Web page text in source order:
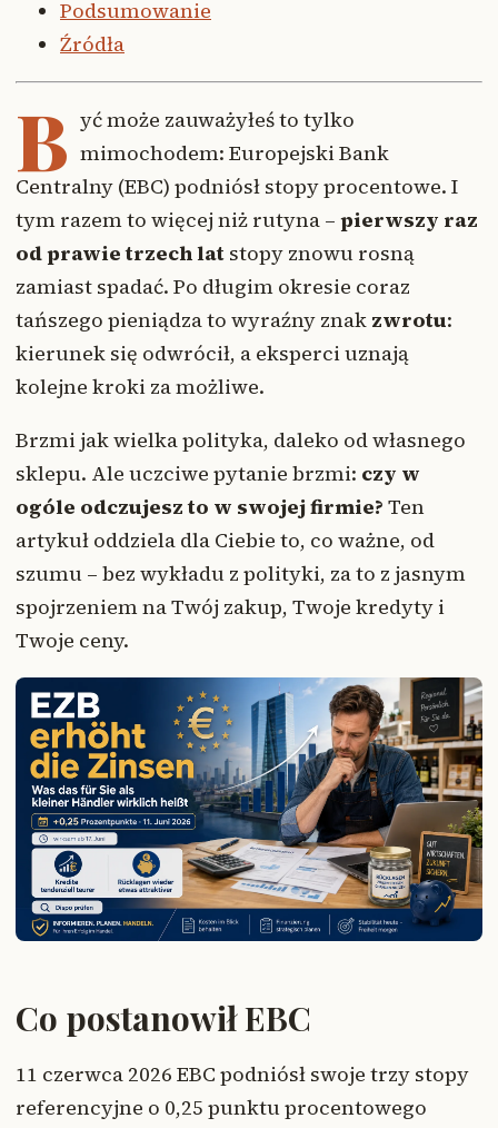
Podsumowanie
Źródła
B yć może zauważyłeś to tylko
mimochodem: Europejski Bank
Centralny (EBC) podniósł stopy procentowe. I
tym razem to więcej niż rutyna – pierwszy raz
od prawie trzech lat stopy znowu rosną
zamiast spadać. Po długim okresie coraz
tańszego pieniądza to wyraźny znak zwrotu:
kierunek się odwrócił, a eksperci uznają
kolejne kroki za możliwe.
Brzmi jak wielka polityka, daleko od własnego
sklepu. Ale uczciwe pytanie brzmi: czy w
ogóle odczujesz to w swojej firmie? Ten
artykuł oddziela dla Ciebie to, co ważne, od
szumu – bez wykładu z polityki, za to z jasnym
spojrzeniem na Twój zakup, Twoje kredyty i
Twoje ceny.
Co postanowił EBC
11 czerwca 2026 EBC podniósł swoje trzy stopy
referencyjne o 0,25 punktu procentowego